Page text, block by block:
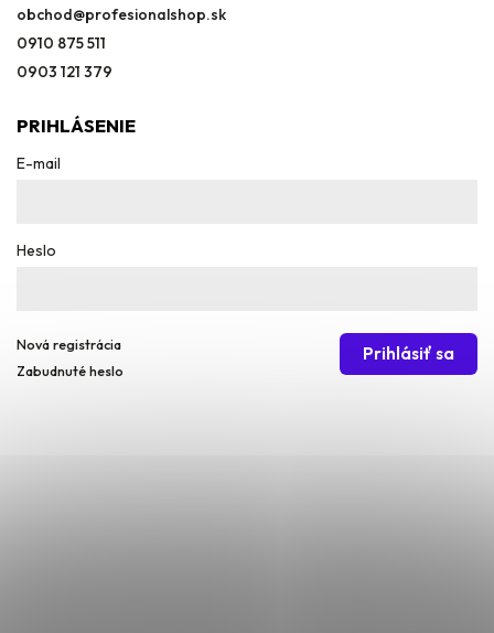
obchod@profesionalshop.sk
0910 875 511
0903 121 379
PRIHLÁSENIE
E-mail
Heslo
Prihlásiť sa
Nová registrácia
Zabudnuté heslo